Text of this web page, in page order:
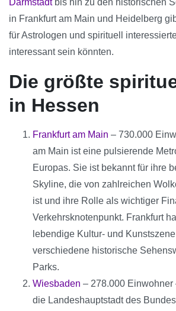
Darmstadtbis hin zu den historischen
in Frankfurt am Main und Heidelberg
für Astrologen und spirituell
interessant sein könnten.
Die größte
in Hessen
Frankfurt am Main – 730.000
am Main ist eine pulsierende
Europas. Sie ist bekannt für ihre
Skyline, die von zahlreichen
ist und ihre Rolle als wichtiger
Verkehrsknotenpunkt. Frankfurt
lebendige Kultur- und
verschiedene historische
Parks.
Wiesbaden – 278.000 Einwohner
die Landeshauptstadt des